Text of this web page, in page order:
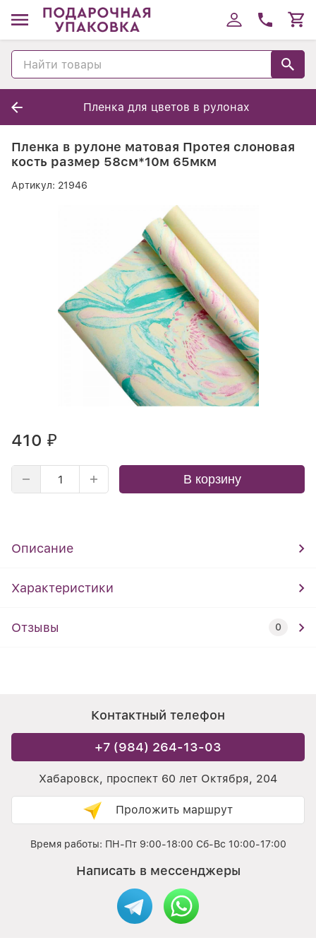
Пленка для цветов в рулонах
Пленка в рулоне матовая Протея слоновая
кость размер 58см*10м 65мкм
Артикул: 21946
410 ₽
В корзину
Описание
Характеристики
Отзывы 0
Контактный телефон
+7 (984) 264-13-03
Хабаровск, проспект 60 лет Октября, 204
Проложить маршрут
Время работы: ПН-Пт 9:00-18:00 Сб-Вс 10:00-17:00
Написать в мессенджеры